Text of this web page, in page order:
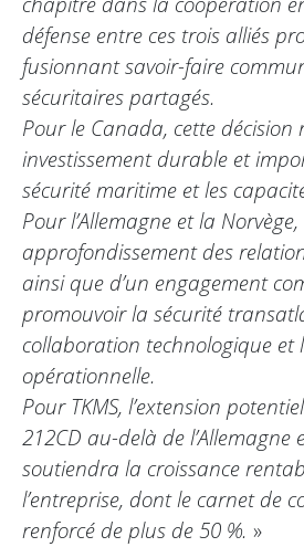
défense entre ces trois alliés
fusionnant savoir-faire
sécuritaires partagés.
Pour le Canada, cette décision
investissement durable et
sécurité maritime et les
Pour l’Allemagne et la
approfondissement des
ainsi que d’un engagement
promouvoir la sécurité
collaboration technologique et
opérationnelle.
Pour TKMS, l’extension
212CD au-delà de l’Allemagne
soutiendra la croissance
l’entreprise, dont le carnet de
renforcé de plus de 50 %. »